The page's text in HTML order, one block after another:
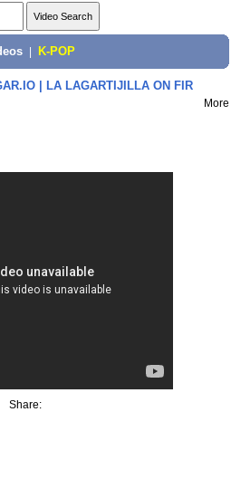
K-POP
| LA LAGARTIJILLA ON FIR
More
Share: